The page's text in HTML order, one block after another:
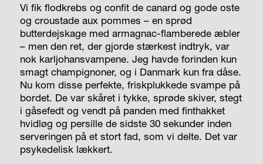
Vi fik flodkrebs og confit de canard og gode oste
og croustade aux pommes – en sprød
butterdejskage med armagnac-flamberede æbler
– men den ret, der gjorde stærkest indtryk, var
nok karljohansvampene. Jeg havde forinden kun
smagt champignoner, og i Danmark kun fra dåse.
Nu kom disse perfekte, friskplukkede svampe på
bordet. De var skåret i tykke, sprøde skiver, stegt
i gåsefedt og vendt på panden med finthakket
hvidløg og persille de sidste 30 sekunder inden
serveringen på et stort fad, som vi delte. Det var
psykedelisk lækkert.